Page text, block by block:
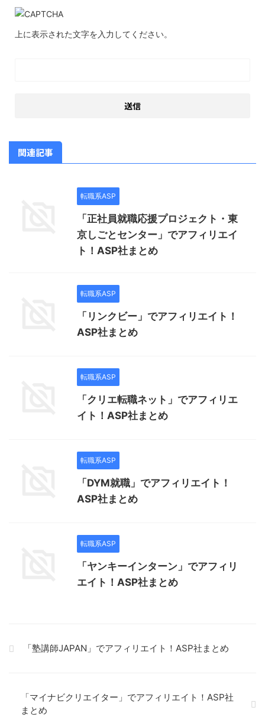
上に表示された文字を入力してください。
関連記事
転職系ASP
「正社員就職応援プロジェクト・東
京しごとセンター」でアフィリエイ
ト！ASP社まとめ
転職系ASP
「リンクビー」でアフィリエイト！
ASP社まとめ
転職系ASP
「クリエ転職ネット」でアフィリエ
イト！ASP社まとめ
転職系ASP
「DYM就職」でアフィリエイト！
ASP社まとめ
転職系ASP
「ヤンキーインターン」でアフィリ
エイト！ASP社まとめ
「塾講師JAPAN」でアフィリエイト！ASP社まとめ
「マイナビクリエイター」でアフィリエイト！ASP社
まとめ